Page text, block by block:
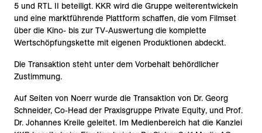
5 und RTL II beteiligt. KKR wird die Gruppe weiterentwickeln
und eine marktführende Plattform schaffen, die vom Filmset
über die Kino- bis zur TV-Auswertung die komplette
Wertschöpfungskette mit eigenen Produktionen abdeckt.
Die Transaktion steht unter dem Vorbehalt behördlicher
Zustimmung.
Auf Seiten von Noerr wurde die Transaktion von Dr. Georg
Schneider, Co-Head der Praxisgruppe Private Equity, und Prof.
Dr. Johannes Kreile geleitet. Im Medienbereich hat die Kanzlei